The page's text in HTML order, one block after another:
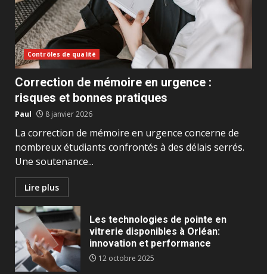
Contrôles de qualité
Correction de mémoire en urgence :
risques et bonnes pratiques
Paul 8 janvier 2026
La correction de mémoire en urgence concerne de
nombreux étudiants confrontés à des délais serrés.
Une soutenance...
Lire plus
Les technologies de pointe en
vitrerie disponibles à Orléan:
innovation et performance
12 octobre 2025